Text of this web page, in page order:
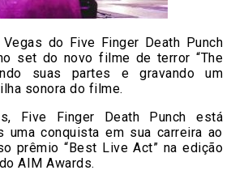
do Five Finger Death Punch
set do novo filme de terror “The
suas partes e gravando um
sonora do filme.
Five Finger Death Punch está
uma conquista em sua carreira ao
prêmio “Best Live Act” na edição
AIM Awards.